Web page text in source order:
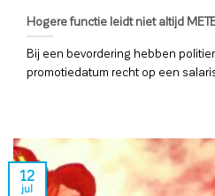
Hogere functie leidt niet altijd
Bij een bevordering hebben
promotiedatum recht op een
12
jul